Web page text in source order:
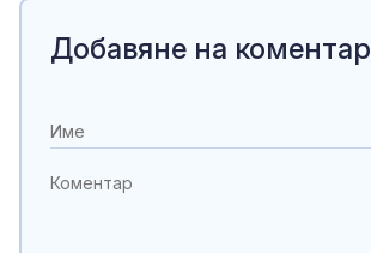
Добавяне на коментар